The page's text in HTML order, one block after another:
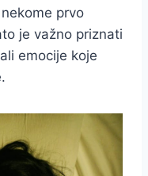
prvo
je važno priznati
emocije koje